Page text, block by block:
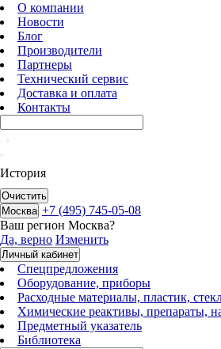
О компании
Новости
Блог
Производители
Партнеры
Технический сервис
Доставка и оплата
Контакты
История
Очистить
Москва +7 (495) 745-05-08
Ваш регион Москва?
Да, верно Изменить
Личный кабинет
Спецпредложения
Оборудование, приборы
Расходные материалы, пластик,
Химические реактивы, препараты,
Предметный указатель
Библиотека